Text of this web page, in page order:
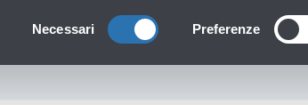
del
Necessari Preferenze
Bagaglio a mano